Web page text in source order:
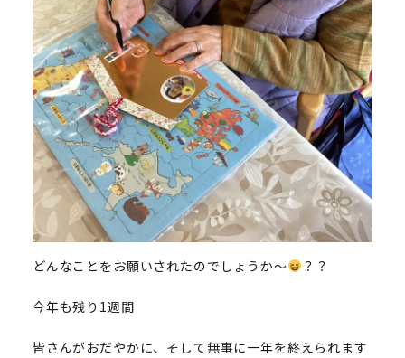
どんなことをお願いされたのでしょうか～ ？？
今年も残り1週間
皆さんがおだやかに、そして無事に一年を終えられます